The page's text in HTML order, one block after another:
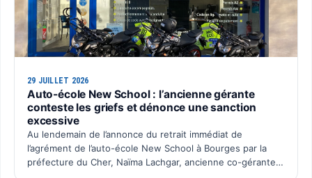
29 JUILLET 2026
Auto-école New School : l’ancienne gérante
conteste les griefs et dénonce une sanction
excessive
Au lendemain de l’annonce du retrait immédiat de
l’agrément de l’auto-école New School à Bourges par la
préfecture du Cher, Naïma Lachgar, ancienne co-gérante